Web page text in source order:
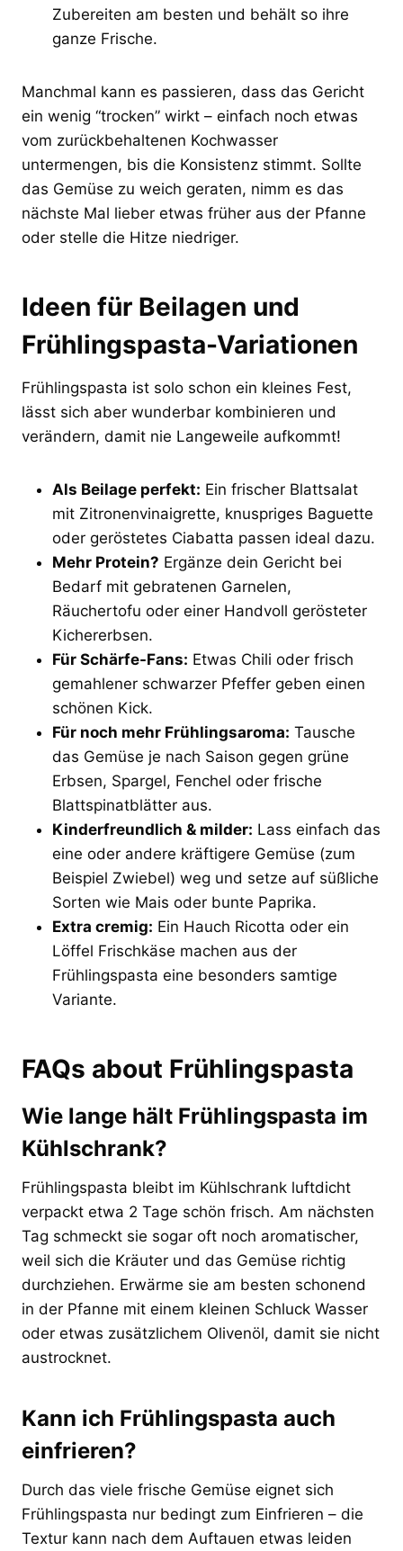
Zubereiten am besten und behält so ihre
ganze Frische.
Manchmal kann es passieren, dass das Gericht
ein wenig “trocken” wirkt – einfach noch etwas
vom zurückbehaltenen Kochwasser
untermengen, bis die Konsistenz stimmt. Sollte
das Gemüse zu weich geraten, nimm es das
nächste Mal lieber etwas früher aus der Pfanne
oder stelle die Hitze niedriger.
Ideen für Beilagen und
Frühlingspasta-Variationen
Frühlingspasta ist solo schon ein kleines Fest,
lässt sich aber wunderbar kombinieren und
verändern, damit nie Langeweile aufkommt!
Als Beilage perfekt: Ein frischer Blattsalat
mit Zitronenvinaigrette, knuspriges Baguette
oder geröstetes Ciabatta passen ideal dazu.
Mehr Protein? Ergänze dein Gericht bei
Bedarf mit gebratenen Garnelen,
Räuchertofu oder einer Handvoll gerösteter
Kichererbsen.
Für Schärfe-Fans: Etwas Chili oder frisch
gemahlener schwarzer Pfeffer geben einen
schönen Kick.
Für noch mehr Frühlingsaroma: Tausche
das Gemüse je nach Saison gegen grüne
Erbsen, Spargel, Fenchel oder frische
Blattspinatblätter aus.
Kinderfreundlich & milder: Lass einfach das
eine oder andere kräftigere Gemüse (zum
Beispiel Zwiebel) weg und setze auf süßliche
Sorten wie Mais oder bunte Paprika.
Extra cremig: Ein Hauch Ricotta oder ein
Löffel Frischkäse machen aus der
Frühlingspasta eine besonders samtige
Variante.
FAQs about Frühlingspasta
Wie lange hält Frühlingspasta im
Kühlschrank?
Frühlingspasta bleibt im Kühlschrank luftdicht
verpackt etwa 2 Tage schön frisch. Am nächsten
Tag schmeckt sie sogar oft noch aromatischer,
weil sich die Kräuter und das Gemüse richtig
durchziehen. Erwärme sie am besten schonend
in der Pfanne mit einem kleinen Schluck Wasser
oder etwas zusätzlichem Olivenöl, damit sie nicht
austrocknet.
Kann ich Frühlingspasta auch
einfrieren?
Durch das viele frische Gemüse eignet sich
Frühlingspasta nur bedingt zum Einfrieren – die
Textur kann nach dem Auftauen etwas leiden